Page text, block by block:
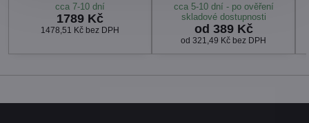
cca 7-10 dní
1789 Kč
1478,51 Kč bez DPH
cca 5-10 dní - po ověření
skladové dostupnosti
od 389 Kč
od 321,49 Kč bez DPH